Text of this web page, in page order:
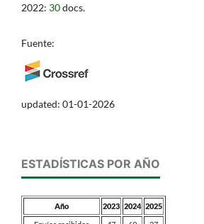
2022: 30docs.
Fuente:
updated: 01-01-2026
ESTADÍSTICAS POR AÑO
Año 2023 2024 2025